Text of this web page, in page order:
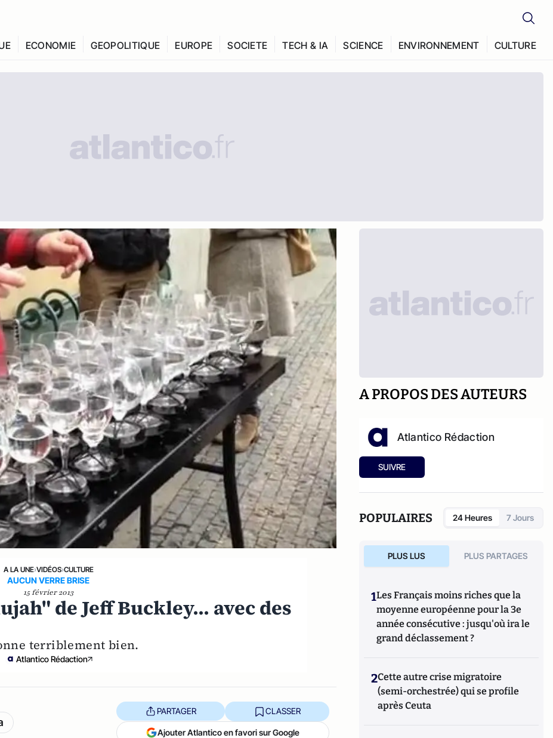
ECONOMIE GEOPOLITIQUE EUROPE SOCIETE TECH & IA SCIENCE ENVIRONNEMENT CULTURE
A LA UNE›VIDÉOS›CULTURE
AUCUN VERRE BRISE
15 février 2013
de Jeff Buckley... avec des
terriblement bien.
Atlantico Rédaction
PARTAGER CLASSER
Ajouter Atlantico en favori sur Google
A PROPOS DES AUTEURS
Atlantico Rédaction
SUIVRE
POPULAIRES 24 Heures 7 Jours
PLUS LUS PLUS PARTAGES
1Les Français moins riches que la
moyenne européenne pour la 3e
année consécutive : jusqu'où ira le
grand déclassement ?
2Cette autre crise migratoire
(semi-orchestrée) qui se profile
après Ceuta